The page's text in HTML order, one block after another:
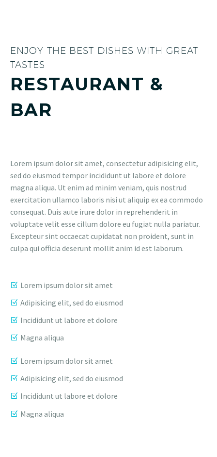
ENJOY THE BEST DISHES WITH GREAT
TASTES
RESTAURANT &
BAR
Lorem ipsum dolor sit amet, consectetur adipisicing elit,
sed do eiusmod tempor incididunt ut labore et dolore
magna aliqua. Ut enim ad minim veniam, quis nostrud
exercitation ullamco laboris nisi ut aliquip ex ea commodo
consequat. Duis aute irure dolor in reprehenderit in
voluptate velit esse cillum dolore eu fugiat nulla pariatur.
Excepteur sint occaecat cupidatat non proident, sunt in
culpa qui officia deserunt mollit anim id est laborum.
Lorem ipsum dolor sit amet
Adipisicing elit, sed do eiusmod
Incididunt ut labore et dolore
Magna aliqua
Lorem ipsum dolor sit amet
Adipisicing elit, sed do eiusmod
Incididunt ut labore et dolore
Magna aliqua